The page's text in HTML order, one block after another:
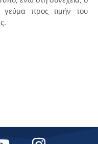
προς τιμήν του